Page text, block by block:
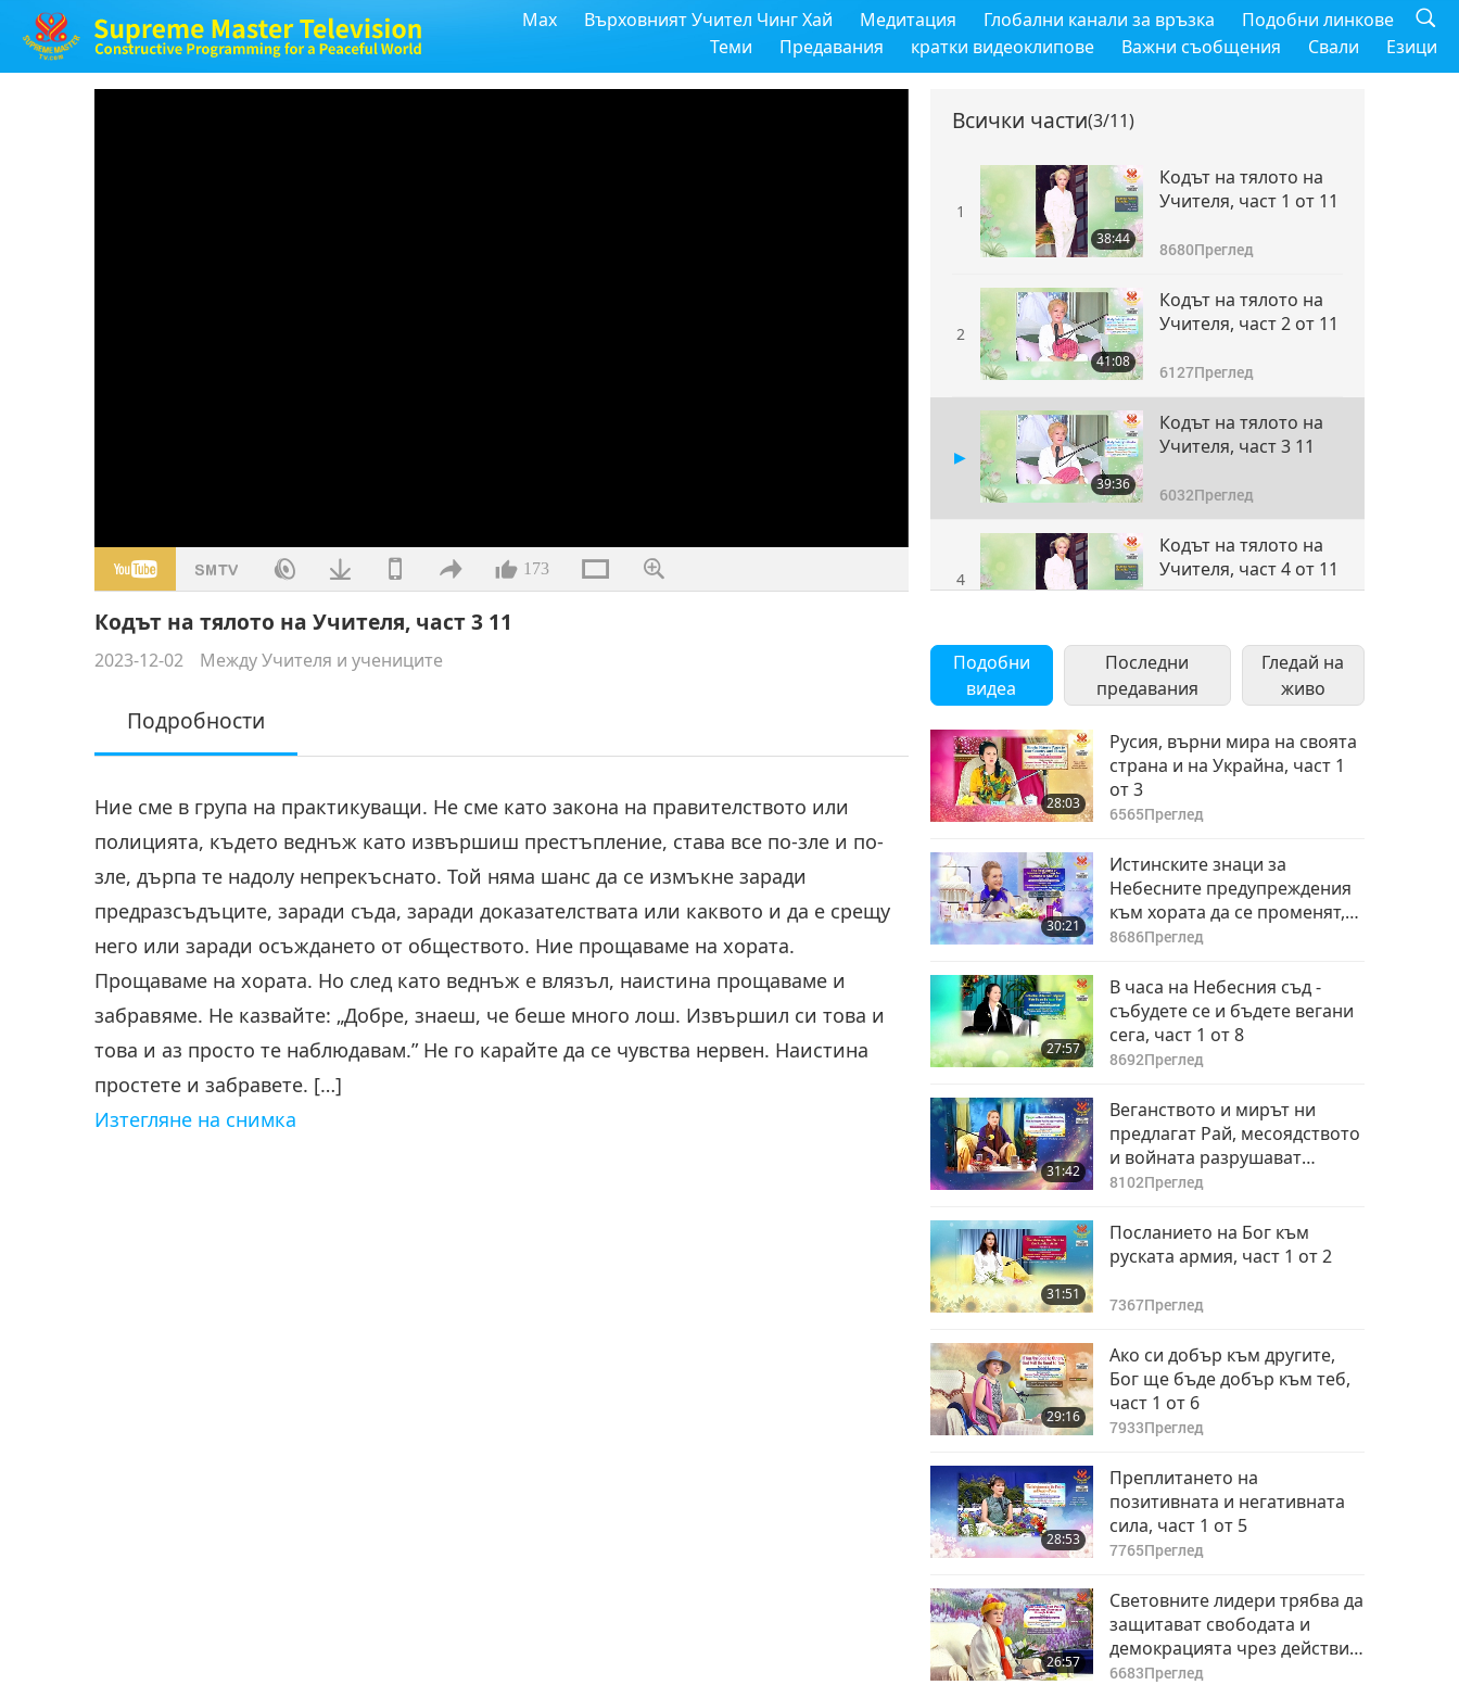
Max Върховният Учител Чинг Хай Медитация Глобални канали за връзка
Подобни линкове
Теми
Предавания кратки видеоклипове Важни съобщения Свали Езици
173
Кодът на тялото на Учителя, част 3 11
2023-12-02 Между Учителя и учениците
Подробности
Ние сме в група на практикуващи. Не сме като закона на правителството или
полицията, където веднъж като извършиш престъпление, става все по-зле и по-
зле, дърпа те надолу непрекъснато. Той няма шанс да се измъкне заради
предразсъдъците, заради съда, заради доказателствата или каквото и да е срещу
него или заради осъждането от обществото. Ние прощаваме на хората.
Прощаваме на хората. Но след като веднъж е влязъл, наистина прощаваме и
забравяме. Не казвайте: „Добре, знаеш, че беше много лош. Извършил си това и
това и аз просто те наблюдавам.” Не го карайте да се чувства нервен. Наистина
простете и забравете. […]
Изтегляне на снимка
Всички части(3/11)
1
38:44
Кодът на тялото на
Учителя, част 1 от 11
8680Преглед
2
41:08
Кодът на тялото на
Учителя, част 2 от 11
6127Преглед
39:36
Кодът на тялото на
Учителя, част 3 11
6032Преглед
4
Кодът на тялото на
Учителя, част 4 от 11
5
Кодът на тялото на
Учителя, част 5 от 11
5603Преглед
6
Учителя, част 6 от 11
5346Преглед
7
Кодът на тялото на
Учителя, част 7 от 11
5140 Преглед
8
Кодът на тялото на
Учителя, част 8 от 11
5238Преглед
9
Кодът на тялото на
Учителя, част 9 от 11
4825Преглед
10
Учителя, част 10 от
4681Преглед
11
Кодът на тялото на
Учителя, част 11 от
5209Преглед
Подобни
видеа
Последни
предавания
Гледай на
живо
28:03
Русия, върни мира на своята
страна и на Украйна, част 1
от 3
6565Преглед
30:21
Истинските знаци за
Небесните предупреждения
към хората да се променят,
част 1 от 8
8686Преглед
27:57
В часа на Небесния съд -
събудете се и бъдете вегани
сега, част 1 от 8
8692Преглед
31:42
Веганството и мирът ни
предлагат Рай, месоядството
и войната разрушават
всичко, част 1 от 9
8102Преглед
31:51
Посланието на Бог към
руската армия, част 1 от 2
7367Преглед
29:16
Ако си добър към другите,
Бог ще бъде добър към теб,
част 1 от 6
7933Преглед
28:53
Преплитането на
позитивната и негативната
сила, част 1 от 5
7765Преглед
26:57
Световните лидери трябва да
защитават свободата и
демокрацията чрез действия,
част 1 от 5
6683Преглед